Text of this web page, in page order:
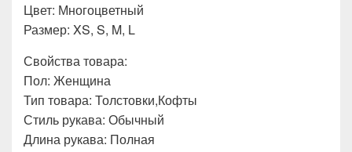
Цвет: Многоцветный
Размер: XS, S, M, L
Свойства товара:
Пол: Женщина
Тип товара: Толстовки,Кофты
Стиль рукава: Обычный
Длина рукава: Полная